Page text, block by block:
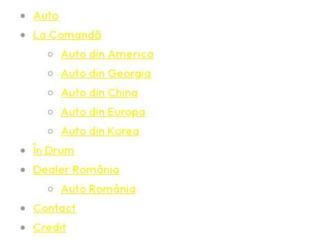
Auto
La Comandă
Auto din America
Auto din Georgia
Auto din China
Auto din Europa
Auto din Korea
În Drum
Dealer România
Auto România
Contact
Credit